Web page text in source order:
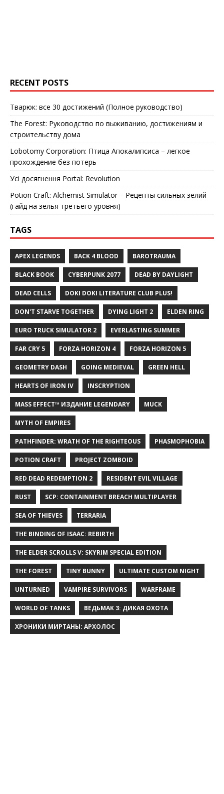
RECENT POSTS
Тварюк: все 30 достижений (Полное руководство)
The Forest: Руководство по выживанию, достижениям и
строительству дома
Lobotomy Corporation: Птица Апокалипсиса – легкое
прохождение без потерь
Усі досягнення Portal: Revolution
Potion Craft: Alchemist Simulator – Рецепты сильных зелий
(гайд на зелья третьего уровня)
TAGS
APEX LEGENDS BACK 4 BLOOD BAROTRAUMA
BLACK BOOK CYBERPUNK 2077 DEAD BY DAYLIGHT
DEAD CELLS DOKI DOKI LITERATURE CLUB PLUS!
DON'T STARVE TOGETHER DYING LIGHT 2 ELDEN RING
EURO TRUCK SIMULATOR 2 EVERLASTING SUMMER
FAR CRY 5 FORZA HORIZON 4 FORZA HORIZON 5
GEOMETRY DASH GOING MEDIEVAL GREEN HELL
HEARTS OF IRON IV INSCRYPTION
MASS EFFECT™ ИЗДАНИЕ LEGENDARY MUCK
MYTH OF EMPIRES
PATHFINDER: WRATH OF THE RIGHTEOUS PHASMOPHOBIA
POTION CRAFT PROJECT ZOMBOID
RED DEAD REDEMPTION 2 RESIDENT EVIL VILLAGE
RUST SCP: CONTAINMENT BREACH MULTIPLAYER
SEA OF THIEVES TERRARIA
THE BINDING OF ISAAC: REBIRTH
THE ELDER SCROLLS V: SKYRIM SPECIAL EDITION
THE FOREST TINY BUNNY ULTIMATE CUSTOM NIGHT
UNTURNED VAMPIRE SURVIVORS WARFRAME
WORLD OF TANKS ВЕДЬМАК 3: ДИКАЯ ОХОТА
ХРОНИКИ МИРТАНЫ: АРХОЛОС